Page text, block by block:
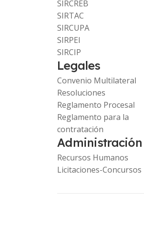
SIRCREB
SIRTAC
SIRCUPA
SIRPEI
SIRCIP
Legales
Convenio Multilateral
Resoluciones
Reglamento Procesal
Reglamento para la
contratación
Administración
Recursos Humanos
Licitaciones-Concursos